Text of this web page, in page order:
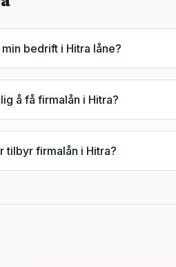
bedrift i Hitra låne?
å få firmalån i Hitra?
tilbyr firmalån i Hitra?